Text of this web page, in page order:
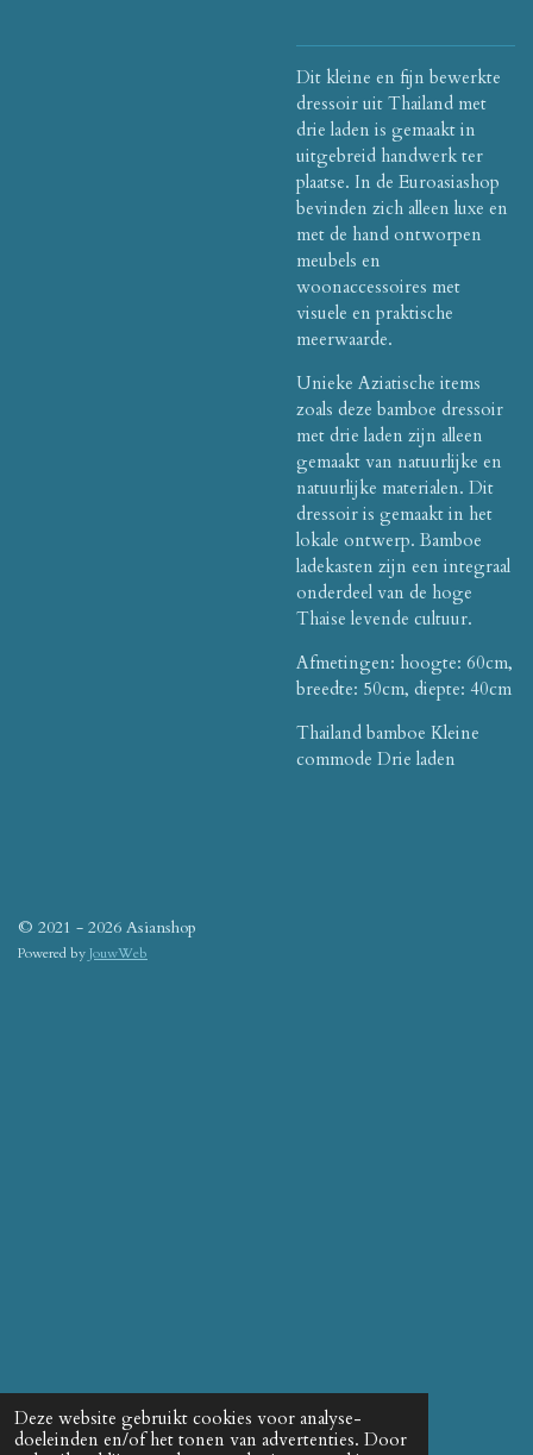
Deze website gebruikt cookies voor analyse-
doeleinden en/of het tonen van advertenties. Door
Dit kleine en fijn bewerkte
dressoir uit Thailand met
drie laden is gemaakt in
uitgebreid handwerk ter
plaatse. In de Euroasiashop
bevinden zich alleen luxe en
met de hand ontworpen
meubels en
woonaccessoires met
visuele en praktische
meerwaarde.
Unieke Aziatische items
zoals deze bamboe dressoir
met drie laden zijn alleen
gemaakt van natuurlijke en
natuurlijke materialen. Dit
dressoir is gemaakt in het
lokale ontwerp. Bamboe
ladekasten zijn een integraal
onderdeel van de hoge
Thaise levende cultuur.
Afmetingen: hoogte: 60cm,
breedte: 50cm, diepte: 40cm
Thailand bamboe Kleine
commode Drie laden
© 2021 - 2026 Asianshop
Powered byJouwWeb